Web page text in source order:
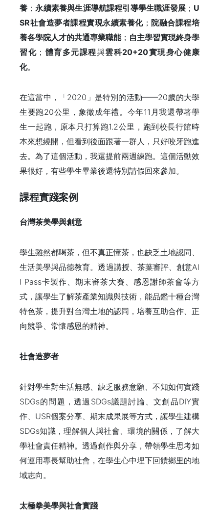
養 ；永續素養與生涯導航課程引導學生職涯發展 ； U
SR社會造夢者課程實現永續素養化； 院融合課程培
養各學院人才的共通專業職能； 自主學習實現終身學
習化 ； 體育多元課程與雲科20+20實現身心健康
化。
在這當中，「2020」是特別的活動——20歲的大學
生要跑20公里，象徵成年禮。今年11月我還帶著學
生一起跑，原本只打算跑1.2公里，跑到校長行館時
本來想繞開，但看到後面跟著一群人，只好咬牙跑進
去。為了這個活動，我還提前兩週練跑。這個活動效
果很好，有些學生畢業後還特別請假回來參加。
課程實踐案例
台灣茶美學與創意
學生雖然都喝茶，但不真正懂茶，也缺乏土地認同、
生活美學與品德教育。透過講授、茶葉審評、創意Al
l Pass卡製作、期末審茶大賽、感恩謝師茶會等方
式，讓學生了解茶產業知識與技術，能品鑑十種台灣
特色茶，提升對台灣土地的認同，培養互助合作、正
向競爭、常懷感恩的精神。
社會造夢者
針對學生對生活無感、缺乏服務意願、不知如何實踐
SDGs的問題，透過SDGs議題討論、文創品DIY實
作、USR個案分享、期末成果展等方式，讓學生建構
SDGs知識，理解個人與社會、環境的關係，了解大
學社會責任精神。透過創作與分享，帶領學生思考如
何運用專長幫助社會，在學生心中埋下回饋鄉里的地
域志向。
太極拳美學與社會實踐